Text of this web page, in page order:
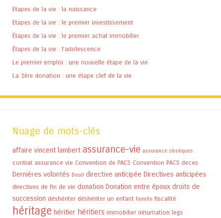
Etapes de la vie : la naissance
Etapes de la vie : le premier investissement
Étapes de la vie : le premier achat immobilier
Étapes de la vie : l’adolescence
Le premier emploi : une nouvelle étape de la vie
La 1ère donation : une étape clef de la vie
Nuage de mots-clés
affaire vincent lambert assurance-vie assurance obsèques
contrat assurance vie Convention de PACS Convention PACS deces
Dernières volontés Deuil directive anticipée Directives anticipées
directives de fin de vie donation Donation entre époux droits de
succession déshériter déshériter un enfant Famille fiscalité
héritage héritier héritiers immobilier inhumation legs